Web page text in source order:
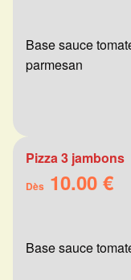
Base sauce
parmesan
Pizza 3 jambons
Dès 10.00 €
Base sauce